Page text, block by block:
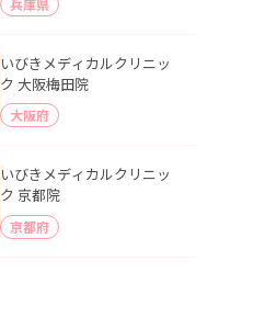
いびきメディカルクリニッ
ク 大阪梅田院
大阪府
いびきメディカルクリニッ
ク 京都院
京都府